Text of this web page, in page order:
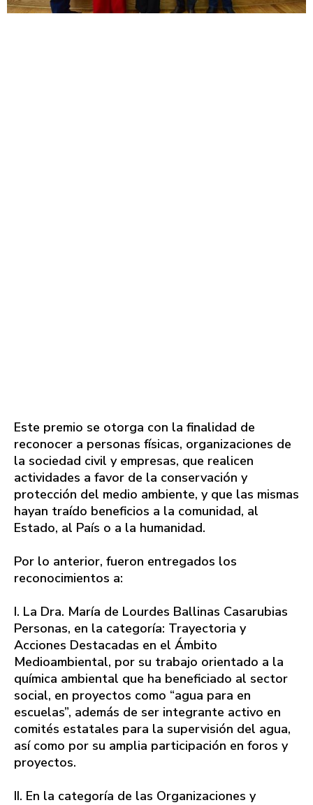
Este premio se otorga con la finalidad de
reconocer a personas físicas, organizaciones de
la sociedad civil y empresas, que realicen
actividades a favor de la conservación y
protección del medio ambiente, y que las mismas
hayan traído beneficios a la comunidad, al
Estado, al País o a la humanidad.
Por lo anterior, fueron entregados los
reconocimientos a:
I. La Dra. María de Lourdes Ballinas Casarubias
Personas, en la categoría: Trayectoria y
Acciones Destacadas en el Ámbito
Medioambiental, por su trabajo orientado a la
química ambiental que ha beneficiado al sector
social, en proyectos como “agua para en
escuelas”, además de ser integrante activo en
comités estatales para la supervisión del agua,
así como por su amplia participación en foros y
proyectos.
II. En la categoría de las Organizaciones y